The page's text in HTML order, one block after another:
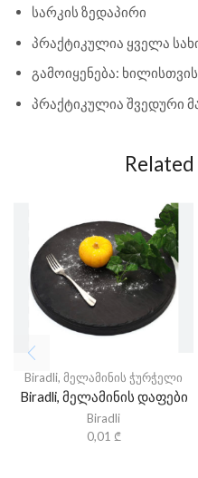
სარკის ზედაპირი
პრაქტიკულია ყველა
გამოიყენება:
პრაქტიკულია შვედური
Biradli, მელამინის ჭურჭელი
Biradli, მელამინის დაფები
Biradli
0,01 ₾